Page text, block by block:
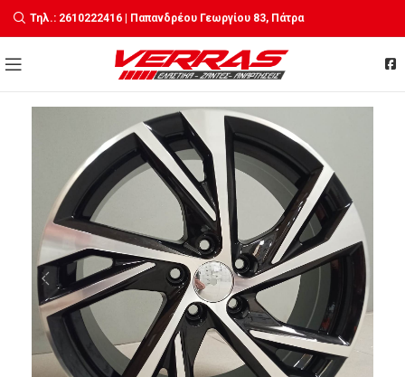
Τηλ.: 2610222416 | Παπανδρέου Γεωργίου 83, Πάτρα